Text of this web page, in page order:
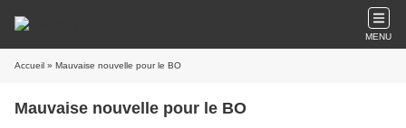
MENU
Accueil » Mauvaise nouvelle pour le BO
Mauvaise nouvelle pour le BO